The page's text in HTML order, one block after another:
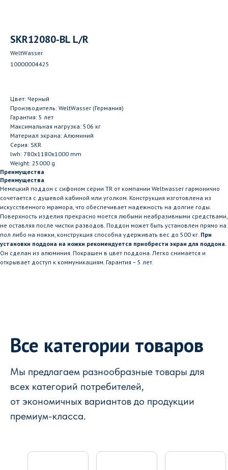
SKR12080-BL L/R
WeltWasser
10000004425
Цвет: Черный
Производитель: WeltWasser (Германия)
Гарантия: 5 лет
Максимальная нагрузка: 506 кг
Материал экрана: Алюминий
Серия: SKR
lwh: 780x1180x1000 mm
Weight: 25000 g
Преимущества
Преимущества
Немецкий поддон с сифоном серии TR от компании Weltwasser гармонично
сочетается с душевой кабиной или уголком. Конструкция изготовлена из
искусственного мрамора, что обеспечивает надежность на долгие годы.
Поверхность изделия прекрасно моется любыми неабразивными средствами,
не оставляя после чистки разводов. Поддон может быть установлен прямо на
пол либо на ножки, конструкция способна удерживать вес до 500 кг. При
установки поддона на ножки рекомендуется приобрести экран для поддона.
Он сделан из алюминия. Покрашен в цвет поддона. Легко снимается и
открывает доступ к коммуникациям. Гарантия – 5 лет.
Все категории товаров
Мы предлагаем разнообразные товары для
всех категорий потребителей,
от экономичных вариантов до продукции
премиум-класса.